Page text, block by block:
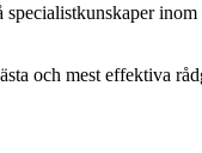
inom
och mest effektiva